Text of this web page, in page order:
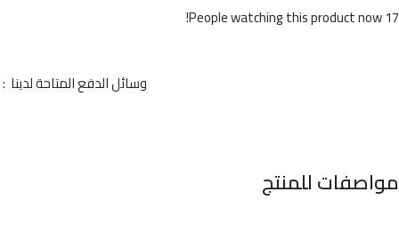
17
People watching this product now!
وسائل الدفع المتاحة لدينا :
مواصفات للمنتج